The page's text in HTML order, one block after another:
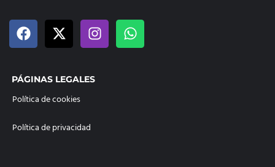
PÁGINAS LEGALES
Política de cookies
Política de privacidad